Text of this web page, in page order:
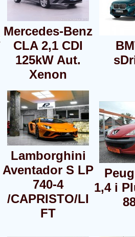
Mercedes-Benz
CLA 2,1 CDI
125kW Aut.
Xenon
Lamborghini
Aventador S LP
740-4
/CAPRISTO/LI
FT
1,4 i